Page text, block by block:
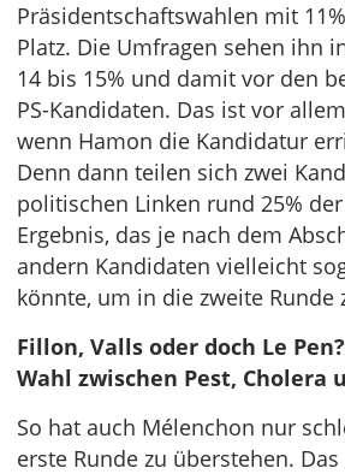
Präsidentschaftswahlen mit
Platz. Die Umfragen sehen ihn
14 bis 15% und damit vor den
PS-Kandidaten. Das ist vor
wenn Hamon die Kandidatur
Denn dann teilen sich zwei
politischen Linken rund 25%
Ergebnis, das je nach dem
andern Kandidaten vielleicht
könnte, um in die zweite Runde
Fillon, Valls oder doch Le
Wahl zwischen Pest, Cholera
So hat auch Mélenchon nur
erste Runde zu überstehen. Das